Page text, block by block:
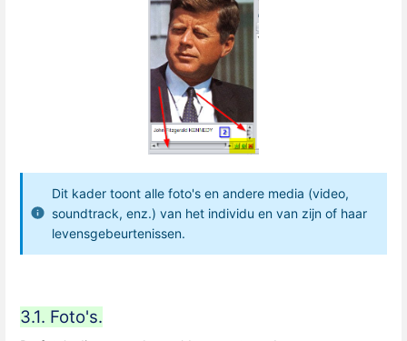
Dit kader toont alle foto's en andere media (video,
soundtrack, enz.) van het individu en van zijn of haar
levensgebeurtenissen.
3.1. Foto's.